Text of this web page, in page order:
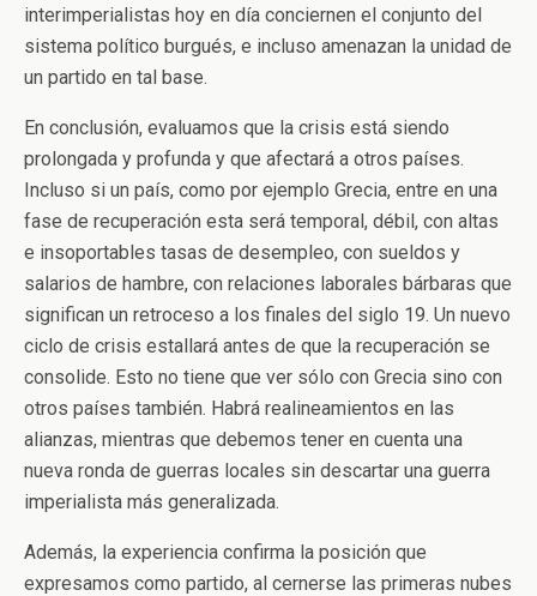
interimperialistas hoy en día conciernen el conjunto del
sistema político burgués, e incluso amenazan la unidad de
un partido en tal base.
En conclusión, evaluamos que la crisis está siendo
prolongada y profunda y que afectará a otros países.
Incluso si un país, como por ejemplo Grecia, entre en una
fase de recuperación esta será temporal, débil, con altas
e insoportables tasas de desempleo, con sueldos y
salarios de hambre, con relaciones laborales bárbaras que
significan un retroceso a los finales del siglo 19. Un nuevo
ciclo de crisis estallará antes de que la recuperación se
consolide. Esto no tiene que ver sólo con Grecia sino con
otros países también. Habrá realineamientos en las
alianzas, mientras que debemos tener en cuenta una
nueva ronda de guerras locales sin descartar una guerra
imperialista más generalizada.
Además, la experiencia confirma la posición que
expresamos como partido, al cernerse las primeras nubes